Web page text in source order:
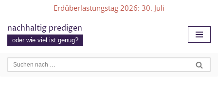
Zum
Inhalt
Erdüberlastungstag 2026: 30. Juli
nachhaltig predigen
oder wie viel ist genug?